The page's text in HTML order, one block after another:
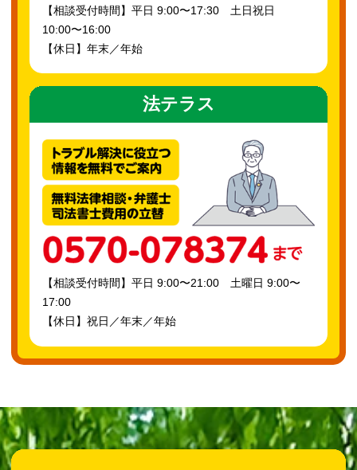
【相談受付時間】平日 9:00〜17:30 土日祝日
10:00〜16:00
【休日】年末／年始
法テラス
【相談受付時間】平日 9:00〜21:00 土曜日 9:00〜
17:00
【休日】祝日／年末／年始